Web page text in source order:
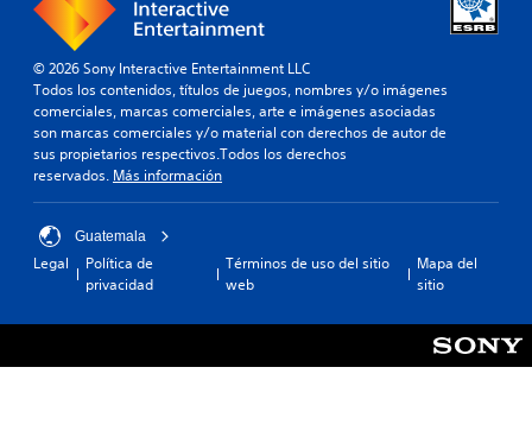
© 2026 Sony Interactive Entertainment LLC
Todos los contenidos, títulos de juegos, nombres y/o imágenes
comerciales, marcas comerciales, arte e imágenes asociadas
son marcas comerciales y/o material con derechos de autor de
sus propietarios respectivos.Todos los derechos
reservados. Más información
Guatemala
Legal
Política de
privacidad
Términos de uso del sitio
web
Mapa del
sitio